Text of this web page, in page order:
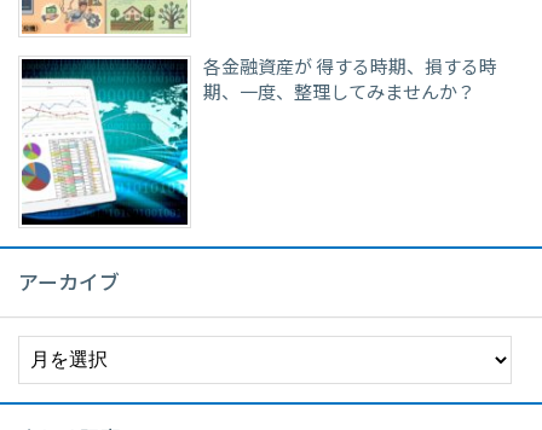
各金融資産が 得する時期、損する時
期、一度、整理してみませんか？
アーカイブ